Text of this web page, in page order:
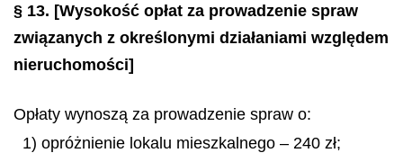
§ 13. [Wysokość opłat za prowadzenie spraw
związanych z określonymi działaniami względem
nieruchomości]
Opłaty wynoszą za prowadzenie spraw o:
1) opróżnienie lokalu mieszkalnego – 240 zł;